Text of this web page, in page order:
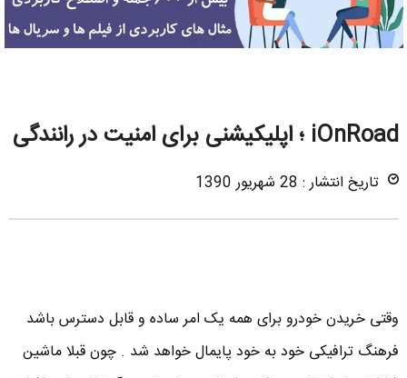
iOnRoad ؛ اپلیکیشنی برای امنیت در رانندگی
تاریخ انتشار : 28 شهریور 1390
وقتی خریدن خودرو برای همه یک امر ساده و قابل دسترس باشد
فرهنگ ترافیکی خود به خود پایمال خواهد شد . چون قبلا ماشین